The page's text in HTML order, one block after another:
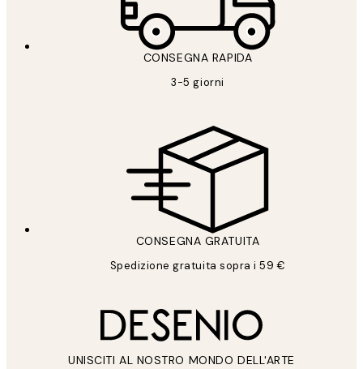
CONSEGNA RAPIDA
3-5 giorni
CONSEGNA GRATUITA
Spedizione gratuita sopra i 59 €
UNISCITI AL NOSTRO MONDO DELL'ARTE